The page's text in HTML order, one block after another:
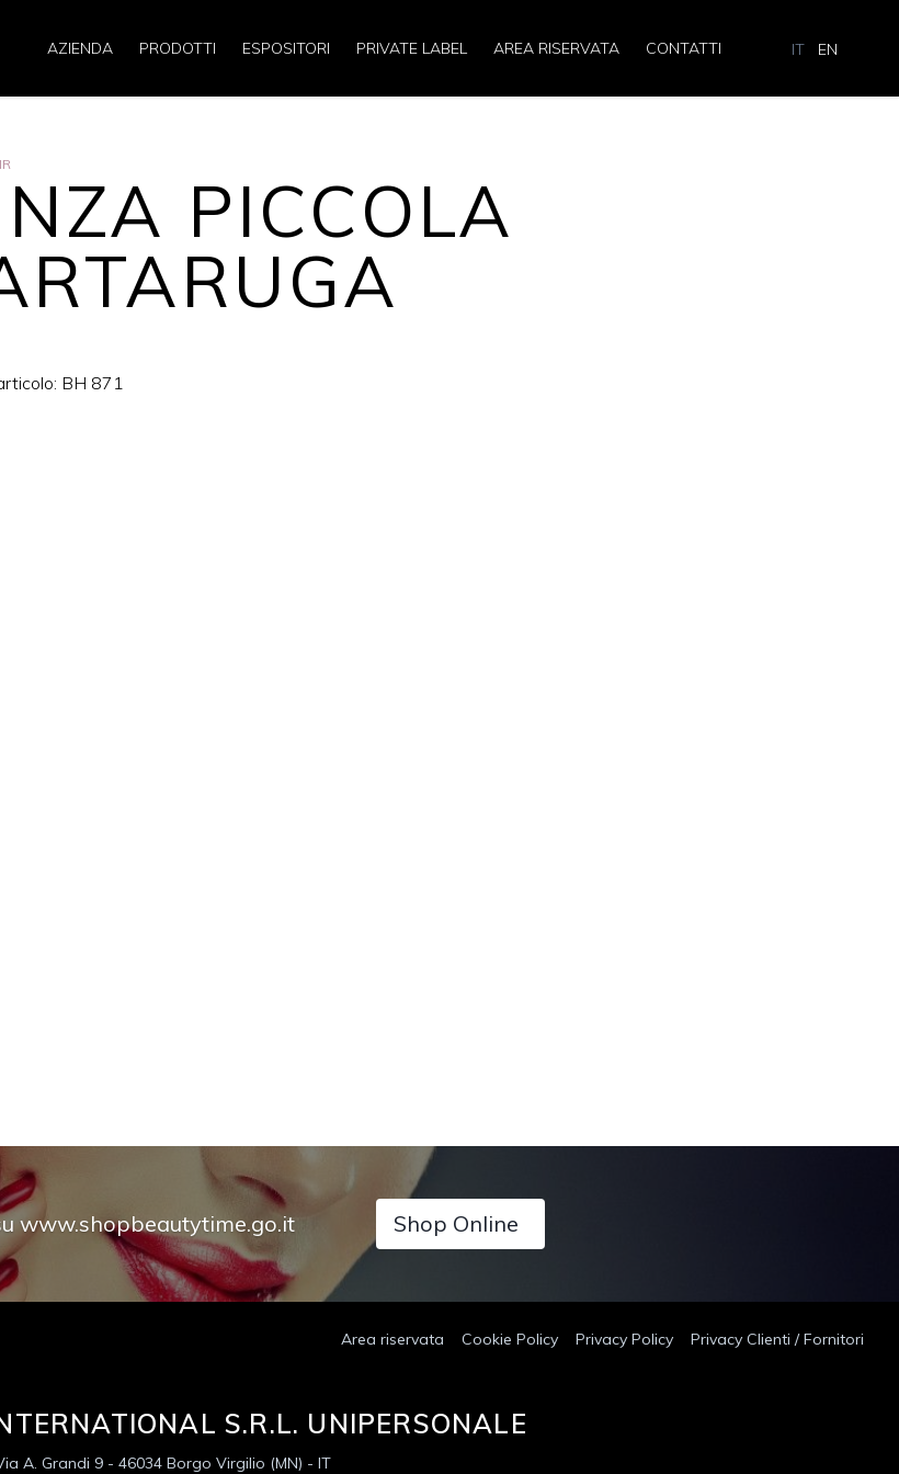
AZIENDA PRODOTTI ESPOSITORI PRIVATE LABEL AREA RISERVATA CONTATTI IT EN
PICCOLA
BH 871
www.shopbeautytime.go.it Shop Online
Area riservata Cookie Policy Privacy Policy Privacy Clienti / Fornitori
S.R.L. UNIPERSONALE
A. Grandi 9 - 46034 Borgo Virgilio (MN) - IT